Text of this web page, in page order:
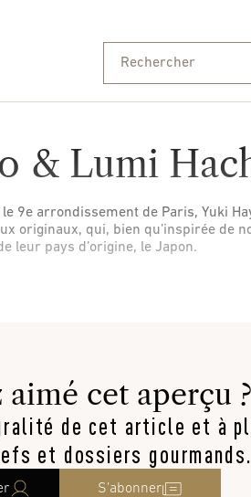
& Lumi
9e arrondissement de Paris, Yuki
originaux, qui, bien qu’inspirée de
leur pays d’origine, le Japon.
aimé cet aperçu ?
de cet article et à
et dossiers gourmands.
S’abonner